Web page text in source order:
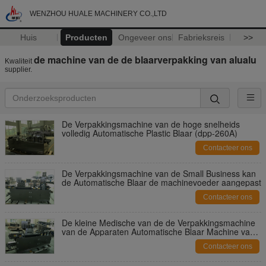
WENZHOU HUALE MACHINERY CO.,LTD
Huis Producten Ongeveer ons Fabrieksreis >>
Kwaliteit de machine van de de blaarverpakking van alualu
supplier.
De Verpakkingsmachine van de hoge snelheids
volledig Automatische Plastic Blaar (dpp-260A)
Contacteer ons
De Verpakkingsmachine van de Small Business kan
de Automatische Blaar de machinevoeder aangepast
Contacteer ons
De kleine Medische van de de Verpakkingsmachine
van de Apparaten Automatische Blaar Machine van
Contacteer ons